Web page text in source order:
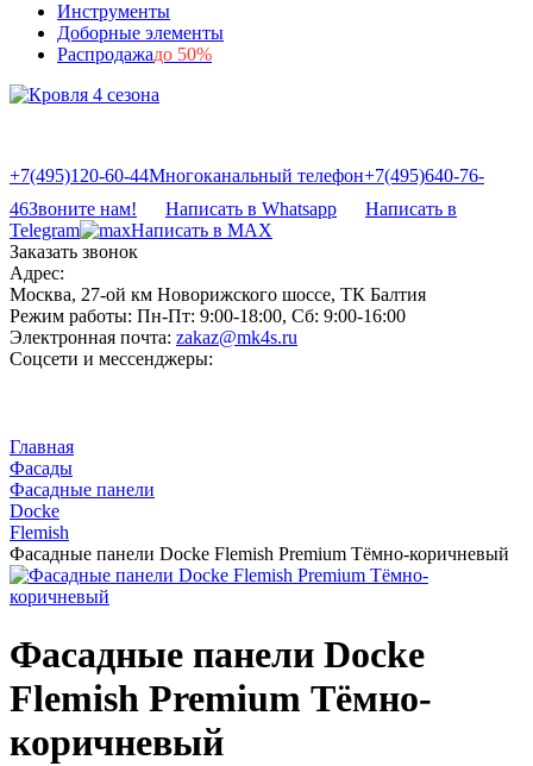
Инструменты
Доборные элементы
Распродажадо 50%
+7(495)120-60-44Многоканальный телефон+7(495)640-76-
46Звоните нам! Написать в Whatsapp
Написать в
Telegram
Написать в MAX
Заказать звонок
Адрес:
Москва, 27-ой км Новорижского шоссе, ТК Балтия
Режим работы: Пн-Пт: 9:00-18:00, Сб: 9:00-16:00
Электронная почта: zakaz@mk4s.ru
Соцсети и мессенджеры:
Главная
Фасады
Фасадные панели
Docke
Flemish
Фасадные панели Docke Flemish Premium Тёмно-коричневый
Фасадные панели Docke
Flemish Premium Тёмно-
коричневый